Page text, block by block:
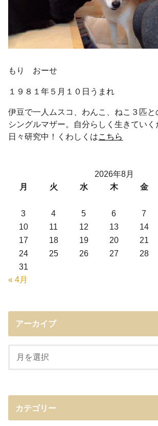
もり おーせ
１９８１年５月１０日うまれ
伊豆で一人ムスコ、わんこ、ねこ３匹と
シングルマザー。自分らしく生きてい
日々研究中！くわしくはこちら
2026年8月
月
火 水 木 金
3
4 5 6 7
10
11 12 13 14
17
18 19 20 21
24
25 26 27 28
31
« 4月
アーカイブ
カテゴリー